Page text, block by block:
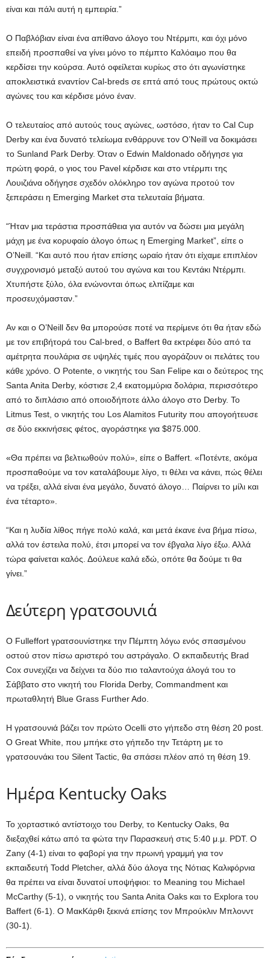
είναι και πάλι αυτή η εμπειρία.”
Ο Παβλόβιαν είναι ένα απίθανο άλογο του Ντέρμπι, και όχι μόνο
επειδή προσπαθεί να γίνει μόνο το πέμπτο Καλόαιμο που θα
κερδίσει την κούρσα. Αυτό οφείλεται κυρίως στο ότι αγωνίστηκε
αποκλειστικά εναντίον Cal-breds σε επτά από τους πρώτους οκτώ
αγώνες του και κέρδισε μόνο έναν.
Ο τελευταίος από αυτούς τους αγώνες, ωστόσο, ήταν το Cal Cup
Derby και ένα δυνατό τελείωμα ενθάρρυνε τον O’Neill να δοκιμάσει
το Sunland Park Derby. Όταν ο Edwin Maldonado οδήγησε για
πρώτη φορά, ο γιος του Pavel κέρδισε και στο ντέρμπι της
Λουιζιάνα οδήγησε σχεδόν ολόκληρο τον αγώνα προτού τον
ξεπεράσει η Emerging Market στα τελευταία βήματα.
“Ήταν μια τεράστια προσπάθεια για αυτόν να δώσει μια μεγάλη
μάχη με ένα κορυφαίο άλογο όπως η Emerging Market”, είπε ο
O’Neill. “Και αυτό που ήταν επίσης ωραίο ήταν ότι είχαμε επιπλέον
συγχρονισμό μεταξύ αυτού του αγώνα και του Κεντάκι Ντέρμπι.
Χτυπήστε ξύλο, όλα ενώνονται όπως ελπίζαμε και
προσευχόμασταν.”
Αν και ο O’Neill δεν θα μπορούσε ποτέ να περίμενε ότι θα ήταν εδώ
με τον επιβήτορά του Cal-bred, ο Baffert θα εκτρέφει δύο από τα
αμέτρητα πουλάρια σε υψηλές τιμές που αγοράζουν οι πελάτες του
κάθε χρόνο. Ο Potente, ο νικητής του San Felipe και ο δεύτερος της
Santa Anita Derby, κόστισε 2,4 εκατομμύρια δολάρια, περισσότερο
από το διπλάσιο από οποιοδήποτε άλλο άλογο στο Derby. Το
Litmus Test, ο νικητής του Los Alamitos Futurity που απογοήτευσε
σε δύο εκκινήσεις φέτος, αγοράστηκε για $875.000.
«Θα πρέπει να βελτιωθούν πολύ», είπε ο Baffert. «Ποτέντε, ακόμα
προσπαθούμε να τον καταλάβουμε λίγο, τι θέλει να κάνει, πώς θέλει
να τρέξει, αλλά είναι ένα μεγάλο, δυνατό άλογο… Παίρνει το μίλι και
ένα τέταρτο».
“Και η λυδία λίθος πήγε πολύ καλά, και μετά έκανε ένα βήμα πίσω,
αλλά τον έστειλα πολύ, έτσι μπορεί να τον έβγαλα λίγο έξω. Αλλά
τώρα φαίνεται καλός. Δούλευε καλά εδώ, οπότε θα δούμε τι θα
γίνει.”
Δεύτερη γρατσουνιά
Ο Fulleffort γρατσουνίστηκε την Πέμπτη λόγω ενός σπασμένου
οστού στον πίσω αριστερό του αστράγαλο. Ο εκπαιδευτής Brad
Cox συνεχίζει να δείχνει τα δύο πιο ταλαντούχα άλογά του το
Σάββατο στο νικητή του Florida Derby, Commandment και
πρωταθλητή Blue Grass Further Ado.
Η γρατσουνιά βάζει τον πρώτο Ocelli στο γήπεδο στη θέση 20 post.
Ο Great White, που μπήκε στο γήπεδο την Τετάρτη με το
γρατσουνάκι του Silent Tactic, θα σπάσει πλέον από τη θέση 19.
Ημέρα Kentucky Oaks
Το χορταστικό αντίστοιχο του Derby, το Kentucky Oaks, θα
διεξαχθεί κάτω από τα φώτα την Παρασκευή στις 5:40 μ.μ. PDT. Ο
Zany (4-1) είναι το φαβορί για την πρωινή γραμμή για τον
εκπαιδευτή Todd Pletcher, αλλά δύο άλογα της Νότιας Καλιφόρνια
θα πρέπει να είναι δυνατοί υποψήφιοι: το Meaning του Michael
McCarthy (5-1), ο νικητής του Santa Anita Oaks και το Explora του
Baffert (6-1). Ο ΜακΚάρθι ξεκινά επίσης τον Μπρούκλιν Μπλονντ
(30-1).